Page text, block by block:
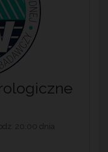
20:00 dnia